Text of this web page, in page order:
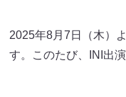
2025年8月7日（木）
す。このたび、INI出